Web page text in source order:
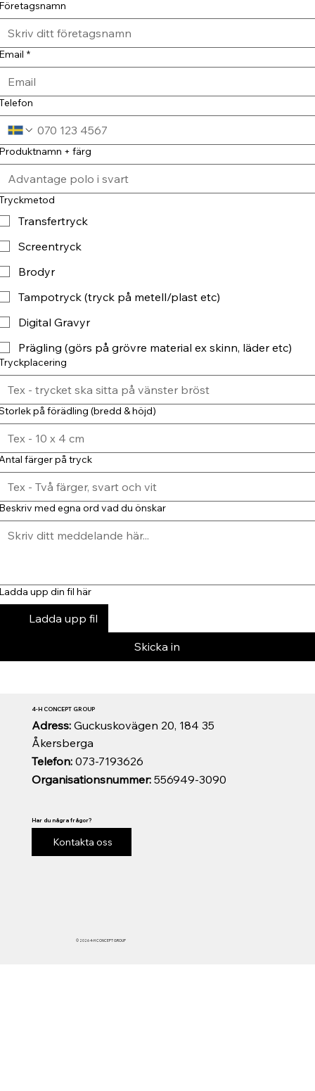
*
+ färg
Transfertryck
Screentryck
Brodyr
Tampotryck (tryck på metell/plast etc)
Digital Gravyr
Prägling (görs på grövre material ex skinn, läder etc)
på förädling (bredd & höjd)
färger på tryck
med egna ord vad du önskar
upp din fil här
Ladda upp fil
Skicka in
© 2026 4-H CONCEPT GROUP
Organisationsnummer:556949-3090
Telefon:073-7193626
Adress: Guckuskovägen 20, 184 35
Åkersberga
4-H CONCEPT GROUP
Har du några frågor?
Kontakta oss